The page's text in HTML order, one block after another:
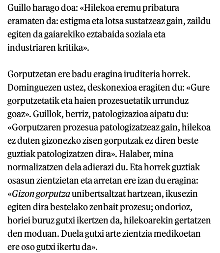
Guillo harago doa: «Hilekoa eremu pribatura
eramaten da: estigma eta lotsa sustatzeaz gain, zaildu
egiten da gaiarekiko eztabaida soziala eta
industriaren kritika».
Gorputzetan ere badu eragina iruditeria horrek.
Dominguezen ustez, deskonexioa eragiten du: «Gure
gorputzetatik eta haien prozesuetatik urrunduz
goaz». Guillok, berriz, patologizazioa aipatu du:
«Gorputzaren prozesua patologizatzeaz gain, hilekoa
ez duten gizonezko zisen gorputzak ez diren beste
guztiak patologizatzen dira». Halaber, mina
normalizatzen dela adierazi du. Eta horrek guztiak
osasun zientzietan eta arretan ere izan du eragina:
«Gizon gorputzaunibertsaltzat hartzean, ikusezin
egiten dira bestelako zenbait prozesu; ondorioz,
horiei buruz gutxi ikertzen da, hilekoarekin gertatzen
den moduan. Duela gutxi arte zientzia medikoetan
ere oso gutxi ikertu da».